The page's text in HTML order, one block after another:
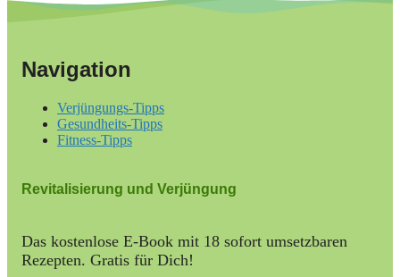
Navigation
Verjüngungs-Tipps
Gesundheits-Tipps
Fitness-Tipps
Revitalisierung und Verjüngung
Das kostenlose E-Book mit 18 sofort umsetzbaren
Rezepten. Gratis für Dich!